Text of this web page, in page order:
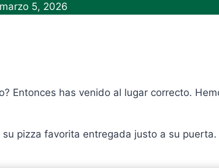
marzo 5, 2026
Entonces has venido al lugar correcto.
pizza favorita entregada justo a su